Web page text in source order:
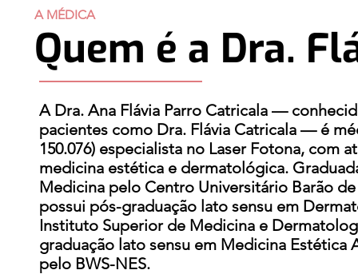
A MÉDICA
Quem é a Dra.
A Dra. Ana Flávia Parro Catricala —
pacientes como Dra. Flávia Catricala — é
150.076) especialista no Laser Fotona, com
medicina estética e dermatológica.
Medicina pelo Centro Universitário Barão
possui pós-graduação lato sensu em
Instituto Superior de Medicina e
graduação lato sensu em Medicina Estética
pelo BWS-NES.